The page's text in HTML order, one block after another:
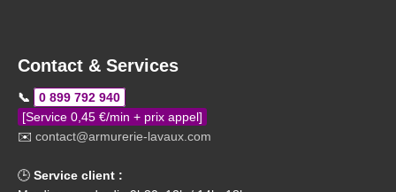
Contact & Services
📞
0 899 792 940
[Service 0,45 €/min + prix appel]
✉️ contact@armurerie-lavaux.com
🕒 Service client :